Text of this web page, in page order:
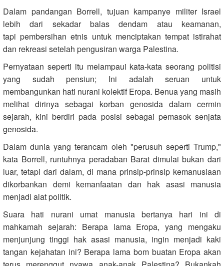
Dalam pandangan Borrell, tujuan kampanye militer Israel
lebih dari sekadar balas dendam atau keamanan,
tapi pembersihan etnis untuk menciptakan tempat istirahat
dan rekreasi setelah pengusiran warga Palestina.
Pernyataan seperti itu melampaui kata-kata seorang politisi
yang sudah pensiun; Ini adalah seruan untuk
membangunkan hati nurani kolektif Eropa. Benua yang masih
melihat dirinya sebagai korban genosida dalam cermin
sejarah, kini berdiri pada posisi sebagai pemasok senjata
genosida.
Dalam dunia yang terancam oleh "perusuh seperti Trump,"
kata Borrell, runtuhnya peradaban Barat dimulai bukan dari
luar, tetapi dari dalam, di mana prinsip-prinsip kemanusiaan
dikorbankan demi kemanfaatan dan hak asasi manusia
menjadi alat politik.
Suara hati nurani umat manusia bertanya hari ini di
mahkamah sejarah: Berapa lama Eropa, yang mengaku
menjunjung tinggi hak asasi manusia, ingin menjadi kaki
tangan kejahatan ini? Berapa lama bom buatan Eropa akan